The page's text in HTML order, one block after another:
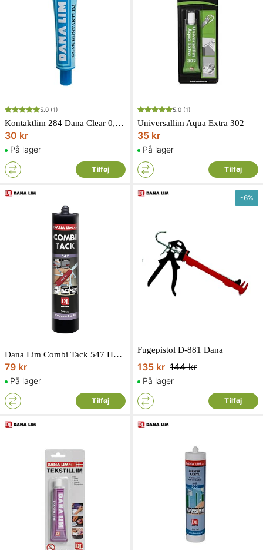
5.0 (1)
Kontaktlim 284 Dana Clear 0,04 L
30 kr
På lager
Tilføj
5.0 (1)
Universallim Aqua Extra 302
35 kr
På lager
Tilføj
Dana Lim Combi Tack 547 Hvid 290ml
79 kr
På lager
Tilføj
-6%
Fugepistol D-881 Dana
135 kr 144 kr
På lager
Tilføj